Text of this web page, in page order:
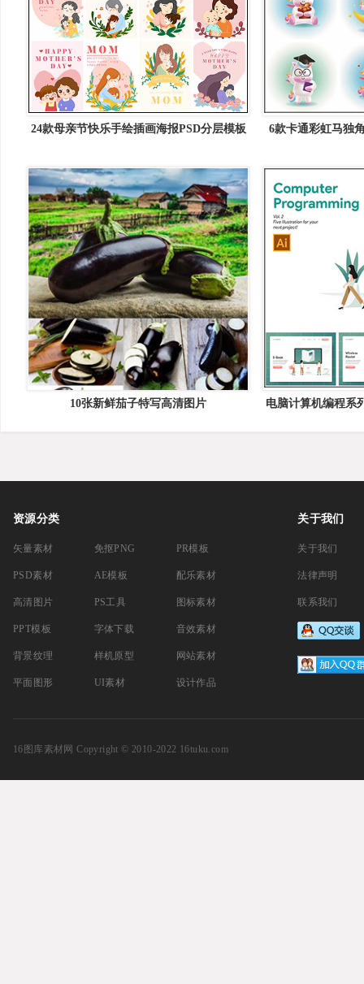
24款母亲节快乐手绘插画海报PSD分层模板
6款卡通彩虹马独
10张新鲜茄子特写高清图片
电脑计算机编程系
资源分类
矢量素材
PSD素材
高清图片
PPT模板
背景纹理
平面图形
免抠PNG
AE模板
PS工具
字体下载
样机原型
UI素材
PR模板
配乐素材
图标素材
音效素材
网站素材
设计作品
关于我们
关于我们
法律声明
联系我们
16图库素材网 Copyright © 2010-2022 16tuku.com